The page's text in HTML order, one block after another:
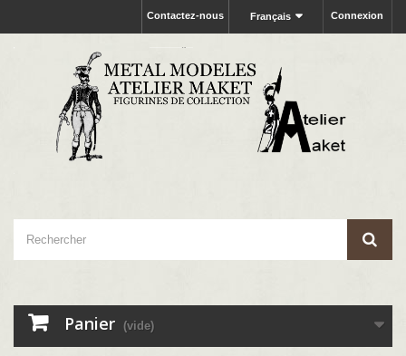
Connexion
Français
Contactez-nous
Panier (vide)